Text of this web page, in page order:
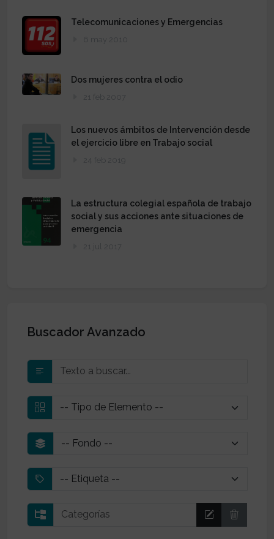
Telecomunicaciones y Emergencias
6 may 2010
Dos mujeres contra el odio
21 feb 2007
Los nuevos ámbitos de Intervención desde
el ejercicio libre en Trabajo social
24 feb 2019
La estructura colegial española de trabajo
social y sus acciones ante situaciones de
emergencia
Buscador Avanzado